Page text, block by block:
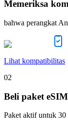
Memeriksa
bahwa perangkat
Lihat kompatibilitas
02
Beli paket eSIM
Paket aktif untuk 30